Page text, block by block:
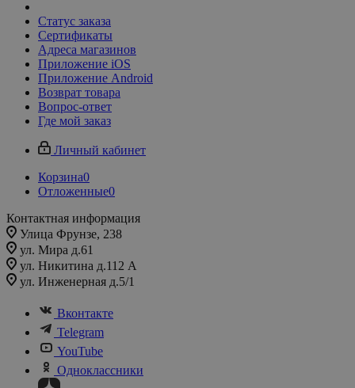
Статус заказа
Сертификаты
Адреса магазинов
Приложение iOS
Приложение Android
Возврат товара
Вопрос-ответ
Где мой заказ
Личный кабинет
Корзина0
Отложенные0
Контактная информация
Улица Фрунзе, 238​
ул. Мира д.61
ул. Никитина д.112 А
ул. Инженерная д.5/1
Вконтакте
Telegram
YouTube
Одноклассники